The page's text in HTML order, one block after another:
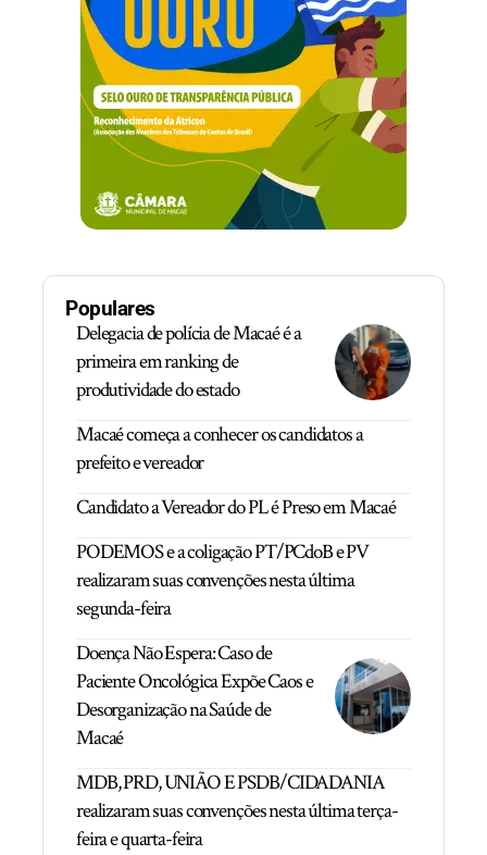
Populares
Delegacia de polícia de Macaé é a
primeira em ranking de
produtividade do estado
Macaé começa a conhecer os candidatos a
prefeito e vereador
Candidato a Vereador do PL é Preso em Macaé
PODEMOS e a coligação PT/PCdoB e PV
realizaram suas convenções nesta última
segunda-feira
Doença Não Espera: Caso de
Paciente Oncológica Expõe Caos e
Desorganização na Saúde de
Macaé
MDB, PRD, UNIÃO E PSDB/CIDADANIA
realizaram suas convenções nesta última terça-
feira e quarta-feira